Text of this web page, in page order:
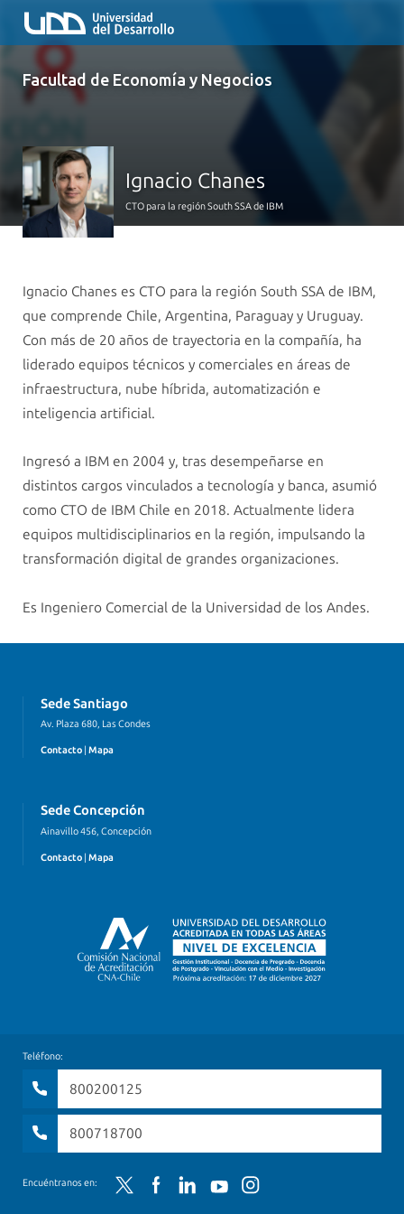
Facultad de Economía y Negocios
Ignacio Chanes
CTO para la región South SSA de IBM
Ignacio Chanes es CTO para la región South SSA de IBM,
que comprende Chile, Argentina, Paraguay y Uruguay.
Con más de 20 años de trayectoria en la compañía, ha
liderado equipos técnicos y comerciales en áreas de
infraestructura, nube híbrida, automatización e
inteligencia artificial.
Ingresó a IBM en 2004 y, tras desempeñarse en
distintos cargos vinculados a tecnología y banca, asumió
como CTO de IBM Chile en 2018. Actualmente lidera
equipos multidisciplinarios en la región, impulsando la
transformación digital de grandes organizaciones.
Es Ingeniero Comercial de la Universidad de los Andes.
Sede Santiago
Av. Plaza 680, Las Condes
Contacto Mapa
Sede Concepción
Ainavillo 456, Concepción
Contacto Mapa
Teléfono:
800200125
800718700
Encuéntranos en: Twitter FacebookLinkedInYouTubeInstagram